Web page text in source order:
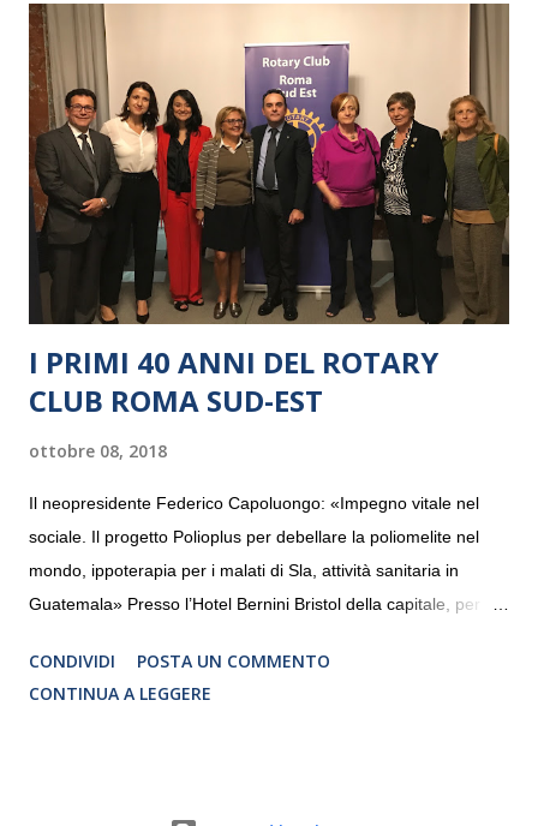
I PRIMI 40 ANNI DEL ROTARY
CLUB ROMA SUD-EST
ottobre 08, 2018
Il neopresidente Federico Capoluongo: «Impegno vitale nel
sociale. Il progetto Polioplus per debellare la poliomelite nel
mondo, ippoterapia per i malati di Sla, attività sanitaria in
Guatemala» Presso l’Hotel Bernini Bristol della capitale, per la
programmazione del Rotary Club Roma Sud-Est che festeggia
i quaranta anni di attività. Un’occasione per raccontare al
CONDIVIDI
POSTA UN COMMENTO
CONTINUA A LEGGERE